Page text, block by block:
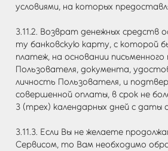
условиями, на которых
3.11.2. Возврат денежных средств
ту банковскую карту, с которой
платеж, на основании
Пользователя, документа,
личность Пользователя, и
совершенной оплаты, в срок не
3 (трех) календарных дней с даты
3.11.3. Если Вы не желаете
Сервисом, то Вам необходимо